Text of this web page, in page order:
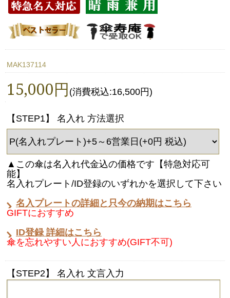
MAK137114
15,000円 (消費税込:16,500円)
【STEP1】 名入れ 方法選択
▲この傘は名入れ代金込の価格です【特急対応可
能】
名入れプレート/ID登録のいずれかを選択して下さい
名入プレートの詳細と只今の納期はこちら
GIFTにおすすめ
ID登録 詳細はこちら
傘を忘れやすい人におすすめ(GIFT不可)
【STEP2】 名入れ 文言入力